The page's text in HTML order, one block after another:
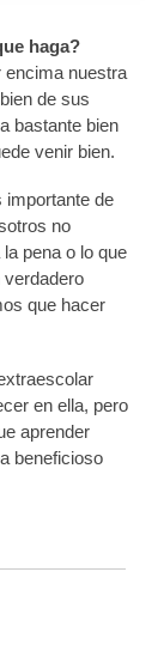
haga?
encima nuestra
de sus
bastante bien
venir bien.
importante de
no
pena o lo que
que hacer
en ella, pero
aprender
beneficioso